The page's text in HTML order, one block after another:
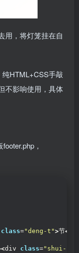
用，将灯笼挂在自
HTML+CSS手敲
不影响使用，具体
，
class="deng-t">节<
div class="shui-c"